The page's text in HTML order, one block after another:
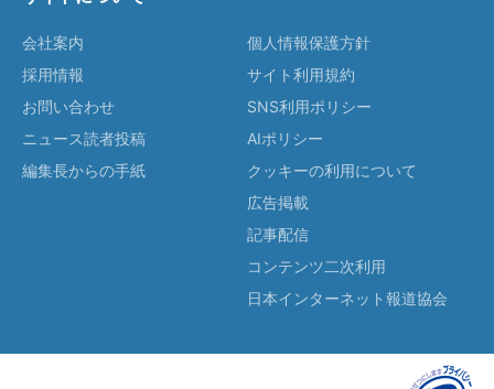
会社案内
採用情報
お問い合わせ
ニュース読者投稿
編集長からの手紙
個人情報保護方針
サイト利用規約
SNS利用ポリシー
AIポリシー
クッキーの利用について
広告掲載
記事配信
コンテンツ二次利用
日本インターネット報道協会